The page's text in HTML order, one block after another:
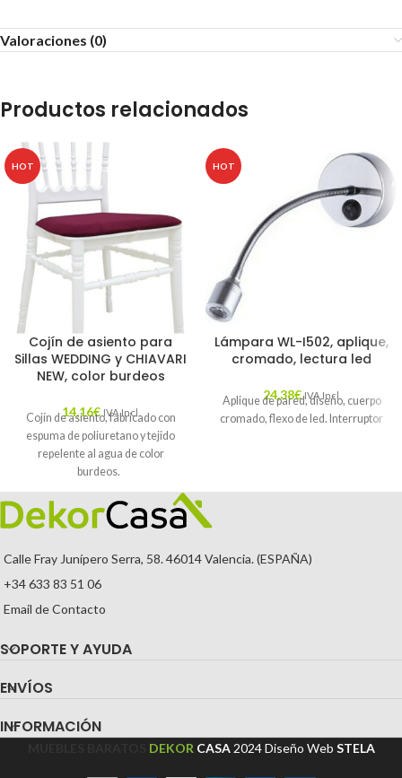
Valoraciones (0)
Productos relacionados
HOT
Cojín de asiento para
Sillas WEDDING y CHIAVARI
NEW, color burdeos
14,16€ IVA Incl.
Cojín de asiento, fabricado con
espuma de poliuretano y tejido
repelente al agua de color
burdeos.
HOT
Lámpara WL-I502, aplique,
cromado, lectura led
24,38€ IVA Incl.
Aplique de pared, diseño, cuerpo
cromado, flexo de led. Interruptor
Calle Fray Junípero Serra, 58. 46014 Valencia. (ESPAÑA)
+34 633 83 51 06
Email de Contacto
SOPORTE Y AYUDA
ENVÍOS
INFORMACIÓN
DEKOR CASA 2024Diseño Web STELA